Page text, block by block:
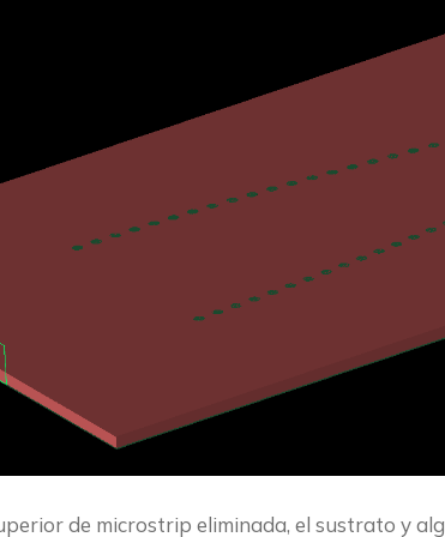
de microstrip eliminada, el sustrato y